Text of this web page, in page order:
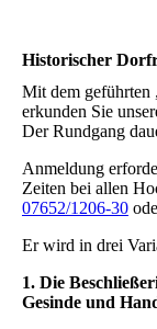
Historischer
Mit dem geführten
erkunden Sie
Der Rundgang
Anmeldung
Zeiten bei allen
07652/1206-30
Er wird in drei
1. Die
Gesinde und